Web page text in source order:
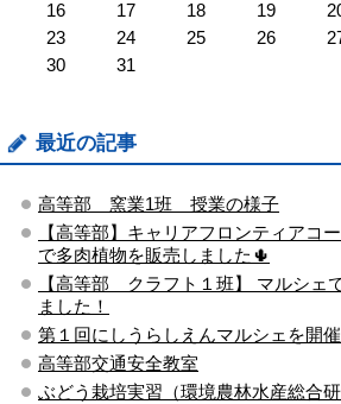
16
17 18 19
23
24 25 26
30
31
最近の記事
高等部 窯業1班 授業の様子
【高等部】キャリアフロンティアコ
で多肉植物を販売しました🌵
【高等部 クラフト１班】 マルシェ
ました！
第１回にしうらしえんマルシェを開
高等部交通安全教室
ぶどう栽培実習（環境農林水産総合研